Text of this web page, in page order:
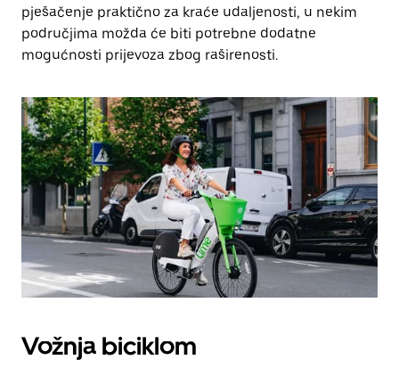
pješačenje praktično za kraće udaljenosti, u nekim
područjima možda će biti potrebne dodatne
mogućnosti prijevoza zbog raširenosti.
Vožnja biciklom